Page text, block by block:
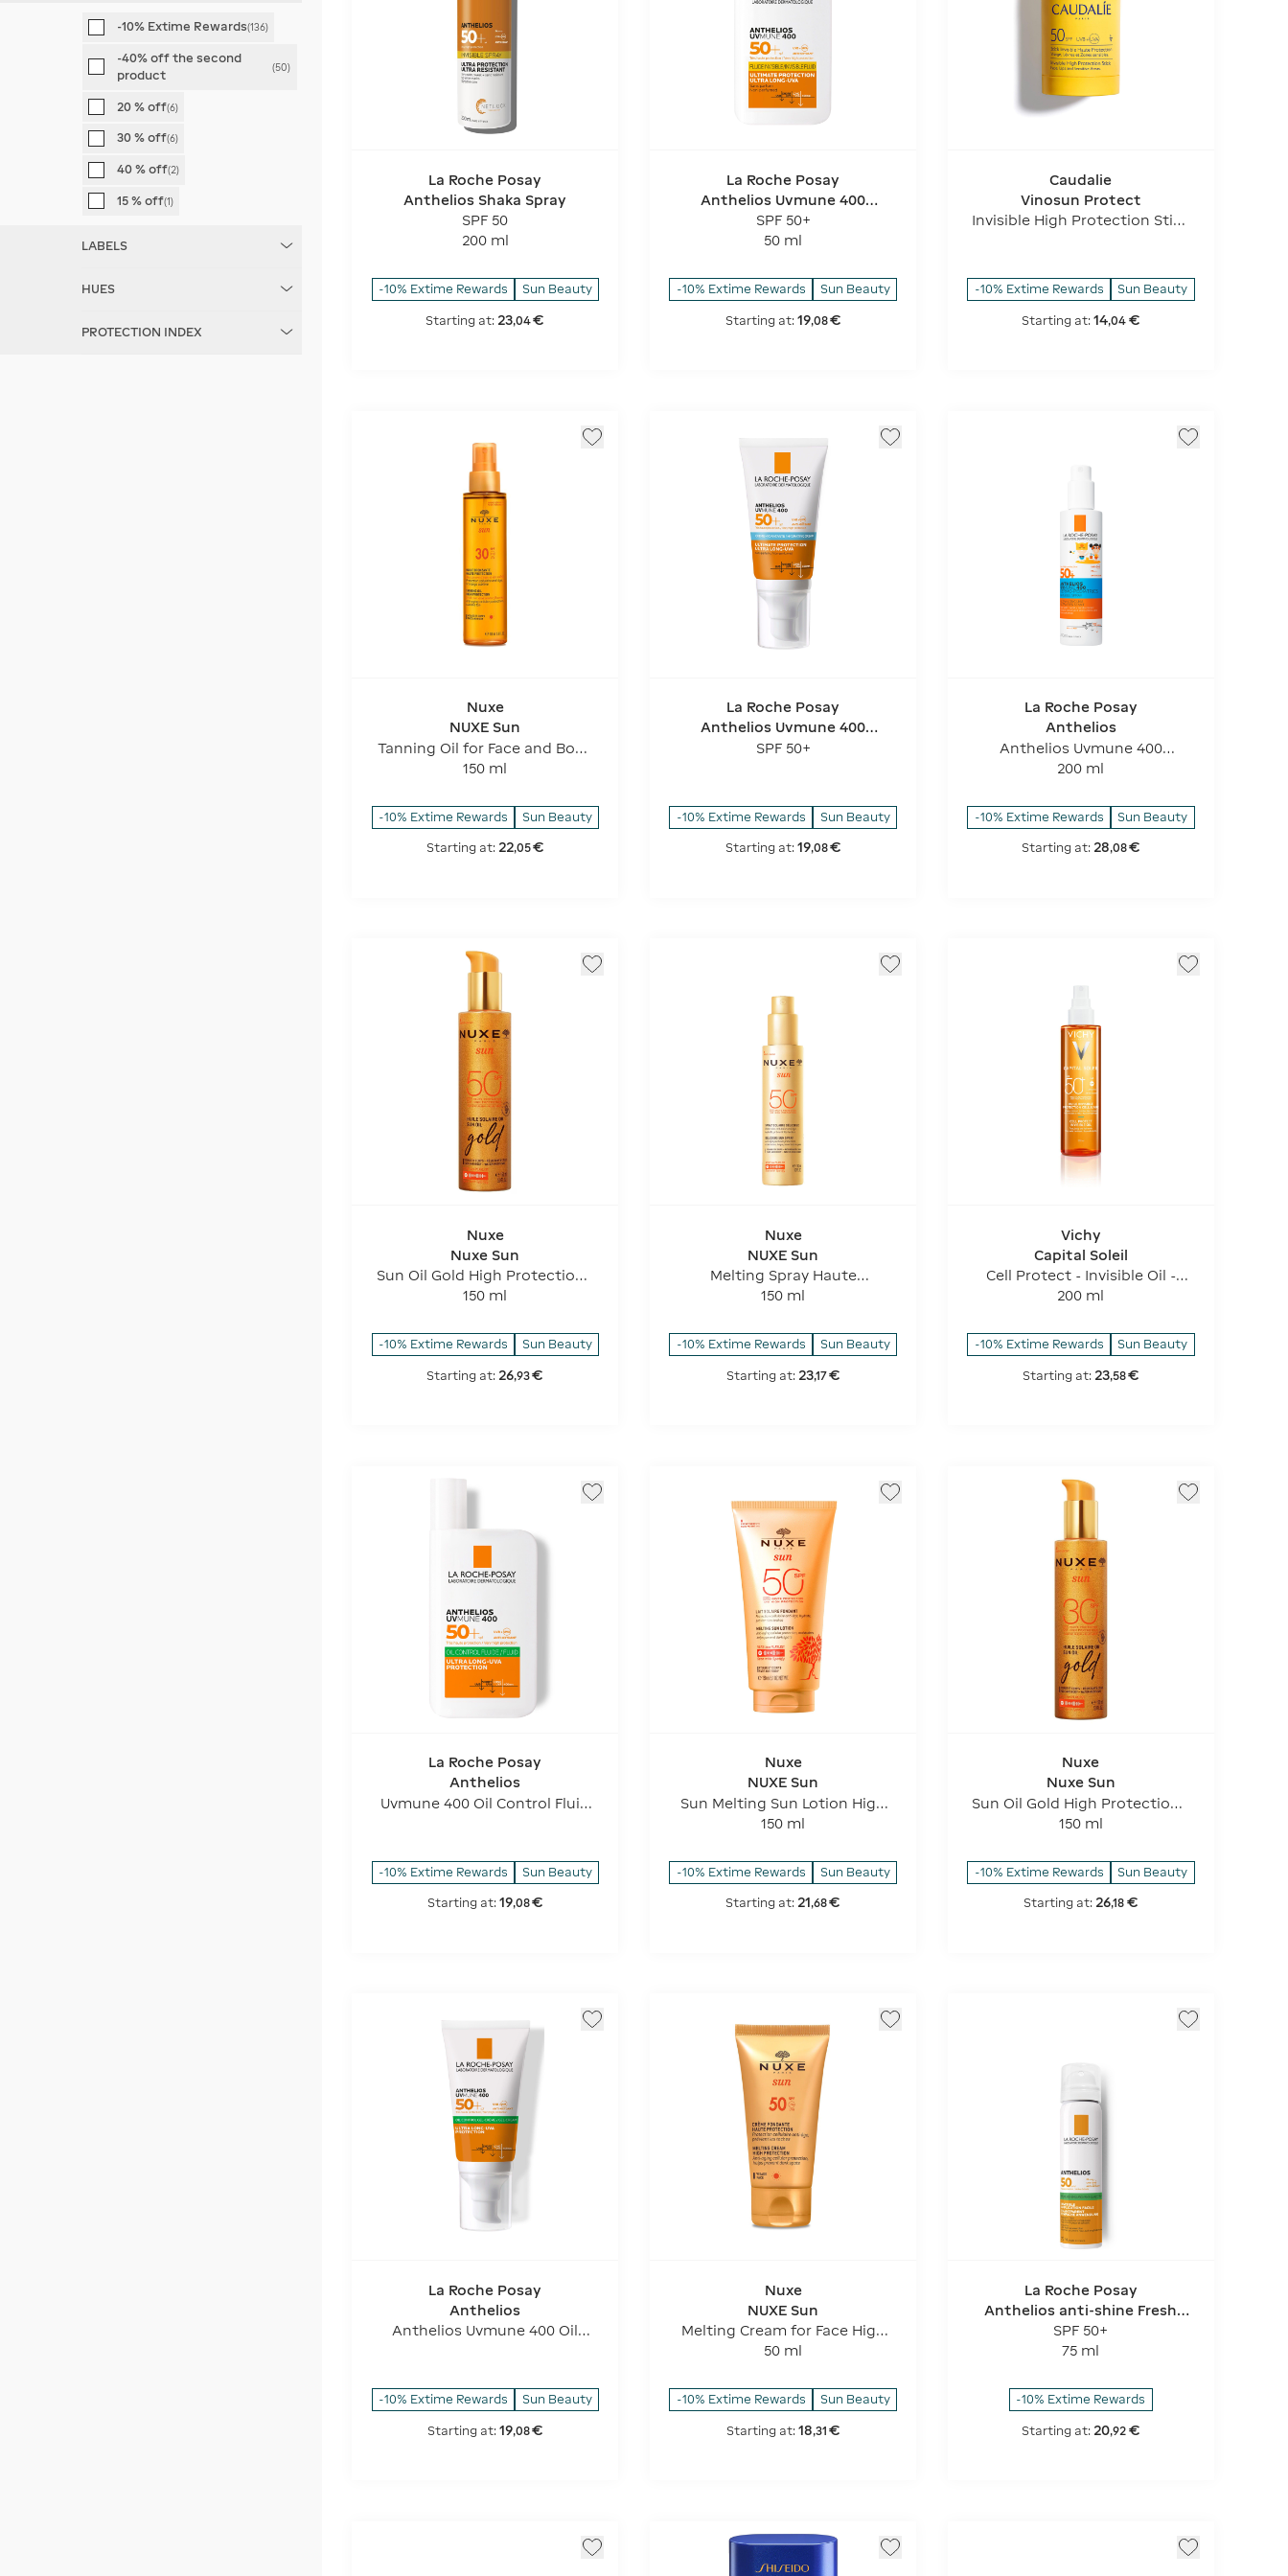
Shiseido(18)
Vichy (18)
La Roche Posay
Caudalie
Biotherm
8)
SISLEY
Clinique (3)
-10% Extime Rewards(136)
-40% off the second
product
(50)
20 % off(6)
30 % off(6)
40 % off(2)
15 % off(1)
LABELS
HUES
PROTECTION INDEX
La Roche Posay
Anthelios Shaka Spray
SPF 50
200 ml
-10% Extime Rewards Sun Beauty
Starting at: 23,04€
La Roche Posay
Anthelios Uvmune 400
Invisible Fluid
SPF 50+
50 ml
-10% Extime Rewards Sun Beauty
Starting at: 19,08€
Caudalie
Vinosun Protect
Invisible High Protection Stick
-10% Extime Rewards Sun Beauty
Starting at:14,04 €
Nuxe
NUXE Sun
Tanning Oil for Face and Body
High Protection - SPF 30
150 ml
-10% Extime Rewards Sun Beauty
Starting at: 22,05€
La Roche Posay
Anthelios Uvmune 400
Hydrating Cream
SPF 50+
-10% Extime Rewards Sun Beauty
Starting at: 19,08€
La Roche Posay
Anthelios
Anthelios Uvmune 400
Dermo-pediatrics Invisible
200 ml
-10% Extime Rewards Sun Beauty
Starting at: 28,08€
Nuxe
Nuxe Sun
Sun Oil Gold High Protection -
SPF 50
150 ml
-10% Extime Rewards Sun Beauty
Starting at: 26,93€
Nuxe
NUXE Sun
Melting Spray Haute
Protection - SPF 50
150 ml
-10% Extime Rewards Sun Beauty
Starting at: 23,17€
Vichy
Capital Soleil
Cell Protect - Invisible Oil -
SPF 50+
200 ml
-10% Extime Rewards Sun Beauty
Starting at: 23,58€
La Roche Posay
Anthelios
Uvmune 400 Oil Control Fluid
-10% Extime Rewards Sun Beauty
Starting at: 19,08€
Nuxe
NUXE Sun
Sun Melting Sun Lotion High
Protection - SPF 50
150 ml
-10% Extime Rewards Sun Beauty
Starting at: 21,68€
Nuxe
Nuxe Sun
Sun Oil Gold High Protection -
SPF 30
150 ml
-10% Extime Rewards Sun Beauty
Starting at: 26,18 €
La Roche Posay
Anthelios
Anthelios Uvmune 400 Oil
-10% Extime Rewards Sun Beauty
Starting at: 19,08€
Nuxe
NUXE Sun
Melting Cream for Face High
Protection - SPF 50
50 ml
-10% Extime Rewards Sun Beauty
Starting at: 18,31 €
La Roche Posay
Anthelios anti-shine Fresh
Mist
SPF 50+
75 ml
-10% Extime Rewards
Starting at: 20,92 €